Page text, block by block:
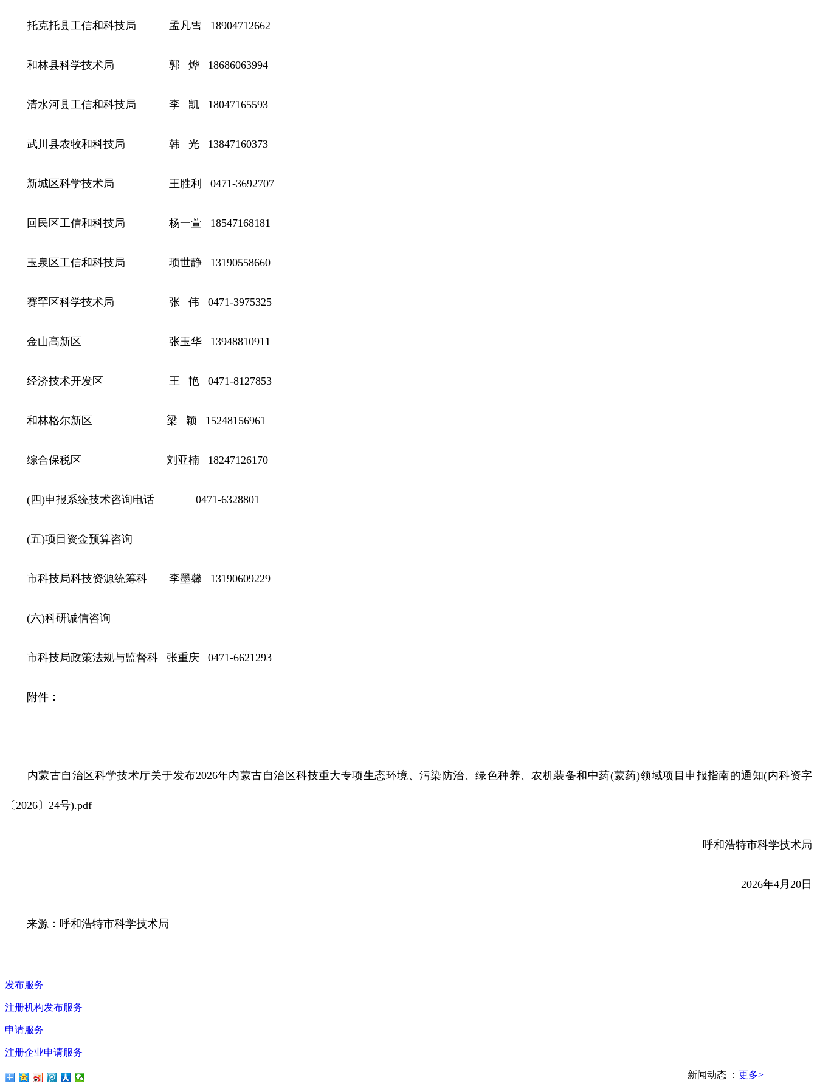
托克托县工信和科技局 孟凡雪 18904712662
和林县科学技术局 郭 烨 18686063994
清水河县工信和科技局 李 凯 18047165593
武川县农牧和科技局 韩 光 13847160373
新城区科学技术局 王胜利 0471-3692707
回民区工信和科技局 杨一萱 18547168181
玉泉区工信和科技局 顼世静 13190558660
赛罕区科学技术局 张 伟 0471-3975325
金山高新区 张玉华 13948810911
经济技术开发区 王 艳 0471-8127853
和林格尔新区 梁 颖 15248156961
综合保税区 刘亚楠 18247126170
(四)申报系统技术咨询电话 0471-6328801
(五)项目资金预算咨询
市科技局科技资源统筹科 李墨馨 13190609229
(六)科研诚信咨询
市科技局政策法规与监督科 张重庆 0471-6621293
附件：
内蒙古自治区科学技术厅关于发布2026年内蒙古自治区科技重大专项生态环境、污染防治、绿色种养、农机装备和中药(蒙药)领域项目申报指南的通知(内科资字
〔2026〕24号).pdf
呼和浩特市科学技术局
2026年4月20日
来源：呼和浩特市科学技术局
发布服务
注册机构发布服务
申请服务
注册企业申请服务
新闻动态 ： 更多>